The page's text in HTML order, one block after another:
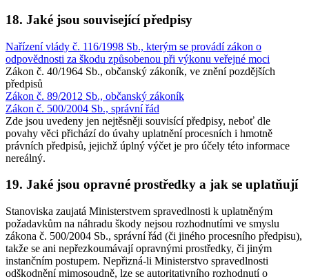
18. Jaké jsou související předpisy
Nařízení vlády č. 116/1998 Sb., kterým se provádí zákon o
odpovědnosti za škodu způsobenou při výkonu veřejné moci
Zákon č. 40/1964 Sb., občanský zákoník, ve znění pozdějších
předpisů
Zákon č. 89/2012 Sb., občanský zákoník
Zákon č. 500/2004 Sb., správní řád
Zde jsou uvedeny jen nejtěsněji souvisící předpisy, neboť dle
povahy věci přichází do úvahy uplatnění procesních i hmotně
právních předpisů, jejichž úplný výčet je pro účely této informace
nereálný.
19. Jaké jsou opravné prostředky a jak se uplatňují
Stanoviska zaujatá Ministerstvem spravedlnosti k uplatněným
požadavkům na náhradu škody nejsou rozhodnutími ve smyslu
zákona č. 500/2004 Sb., správní řád (či jiného procesního předpisu),
takže se ani nepřezkoumávají opravnými prostředky, či jiným
instančním postupem. Nepřizná-li Ministerstvo spravedlnosti
odškodnění mimosoudně, lze se autoritativního rozhodnutí o